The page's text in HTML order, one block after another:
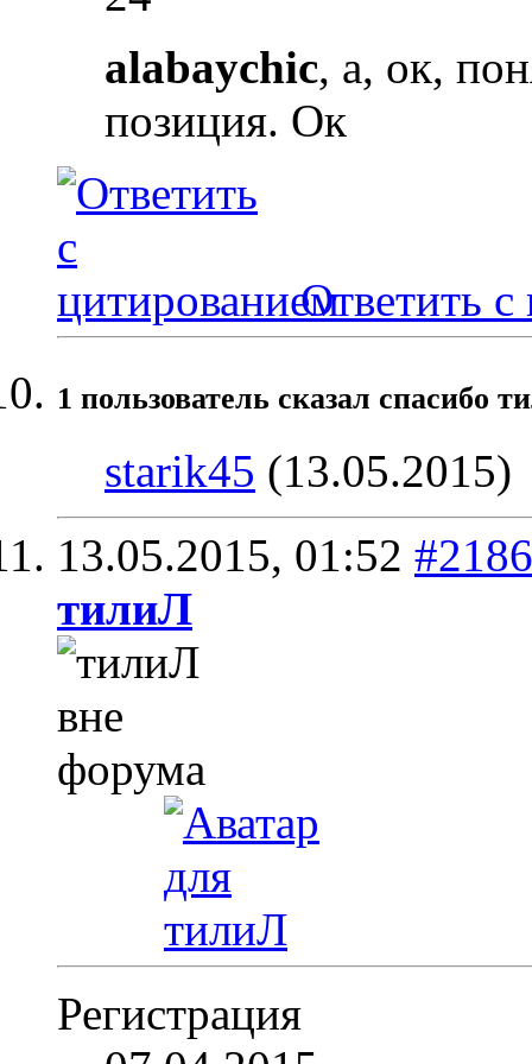
alabaychic, а, ок,
позиция. Ок
Ответить с
1 пользователь сказал cпасибо
starik45 (13.05.2015)
13.05.2015, 01:52 #2186
тилиЛ
Регистрация